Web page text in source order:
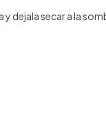
dejala secar a la